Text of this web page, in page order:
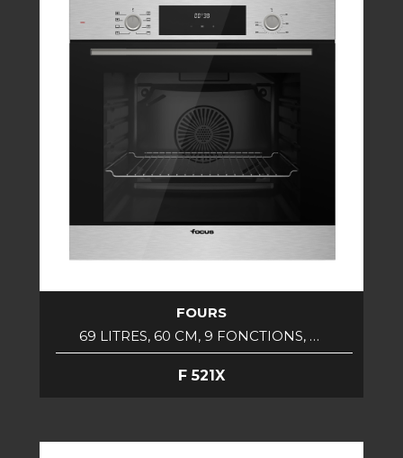
FOURS
69 LITRES, 60 CM, 9 FONCTIONS, …
F 521X